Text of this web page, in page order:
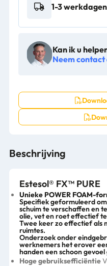
6x1L/ds
aantal
1-3 werkdagen
Kan ik u
Neem contact
Beschrijving
Estesol® FX™ PURE
Unieke POWER FOAM-
Specifiek geformuleerd
schuim te verschaffen en
olie, vet en roet effectief
Twee keer zo effectief als
ruimtes.
Onderzoek onder
werknemers het erover
handen een schoon
Hoge gebruiksefficiëntie